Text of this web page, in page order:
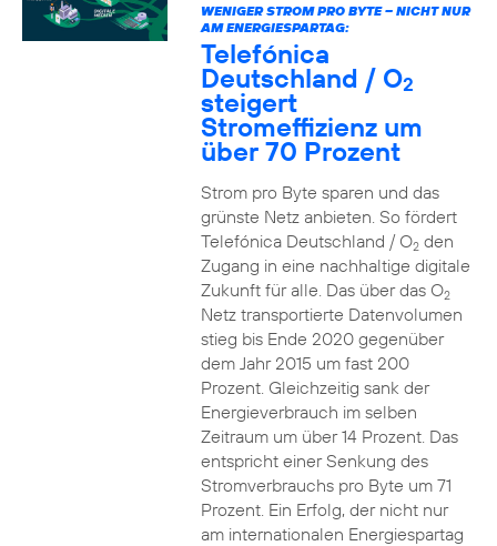
WENIGER STROM PRO BYTE – NICHT NUR
AM ENERGIESPARTAG:
Telefónica
Deutschland / O2
steigert
Stromeffizienz um
über 70 Prozent
Strom pro Byte sparen und das
grünste Netz anbieten. So fördert
Telefónica Deutschland / O2den
Zugang in eine nachhaltige digitale
Zukunft für alle. Das über das O2
Netz transportierte Datenvolumen
stieg bis Ende 2020 gegenüber
dem Jahr 2015 um fast 200
Prozent. Gleichzeitig sank der
Energieverbrauch im selben
Zeitraum um über 14 Prozent. Das
entspricht einer Senkung des
Stromverbrauchs pro Byte um 71
Prozent. Ein Erfolg, der nicht nur
am internationalen Energiespartag